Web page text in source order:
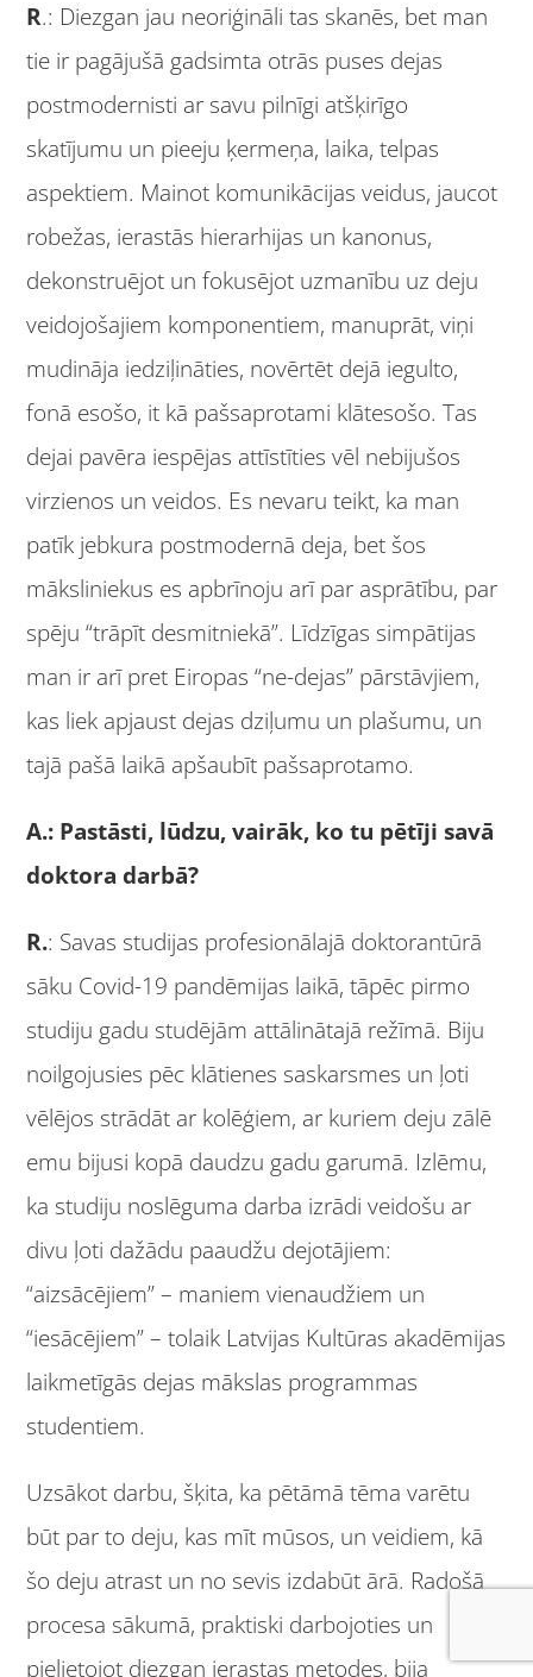
R.: Diezgan jau neoriģināli tas skanēs, bet man
tie ir pagājušā gadsimta otrās puses dejas
postmodernisti ar savu pilnīgi atšķirīgo
skatījumu un pieeju ķermeņa, laika, telpas
aspektiem. Mainot komunikācijas veidus, jaucot
robežas, ierastās hierarhijas un kanonus,
dekonstruējot un fokusējot uzmanību uz deju
veidojošajiem komponentiem, manuprāt, viņi
mudināja iedziļināties, novērtēt dejā iegulto,
fonā esošo, it kā pašsaprotami klātesošo. Tas
dejai pavēra iespējas attīstīties vēl nebijušos
virzienos un veidos. Es nevaru teikt, ka man
patīk jebkura postmodernā deja, bet šos
māksliniekus es apbrīnoju arī par asprātību, par
spēju “trāpīt desmitniekā”. Līdzīgas simpātijas
man ir arī pret Eiropas “ne-dejas” pārstāvjiem,
kas liek apjaust dejas dziļumu un plašumu, un
tajā pašā laikā apšaubīt pašsaprotamo.
A.: Pastāsti, lūdzu, vairāk, ko tu pētīji savā
doktora darbā?
R.: Savas studijas profesionālajā doktorantūrā
sāku Covid-19 pandēmijas laikā, tāpēc pirmo
studiju gadu studējām attālinātajā režīmā. Biju
noilgojusies pēc klātienes saskarsmes un ļoti
vēlējos strādāt ar kolēģiem, ar kuriem deju zālē
emu bijusi kopā daudzu gadu garumā. Izlēmu,
ka studiju noslēguma darba izrādi veidošu ar
divu ļoti dažādu paaudžu dejotājiem:
“aizsācējiem” – maniem vienaudžiem un
“iesācējiem” – tolaik Latvijas Kultūras akadēmijas
laikmetīgās dejas mākslas programmas
studentiem.
Uzsākot darbu, šķita, ka pētāmā tēma varētu
būt par to deju, kas mīt mūsos, un veidiem, kā
šo deju atrast un no sevis izdabūt ārā. Radošā
procesa sākumā, praktiski darbojoties un
pielietojot diezgan ierastas metodes, bija